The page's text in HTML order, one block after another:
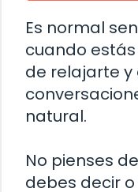
Es normal
cuando
de relajarte y
natural.
No pienses
debes decir